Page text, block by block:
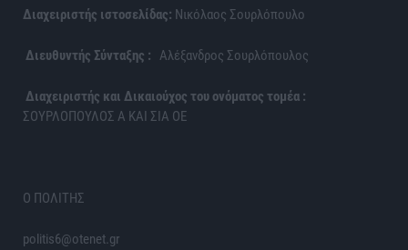
Διαχειριστής ιστοσελίδας: Νικόλαος Σουρλόπουλο
Διευθυντής Σύνταξης : Αλέξανδρος Σουρλόπουλος
Διαχειριστής και Δικαιούχος του ονόματος τομέα :
ΣΟΥΡΛΟΠΟΥΛΟΣ Α ΚΑΙ ΣΙΑ ΟΕ
Ο ΠΟΛΙΤΗΣ
politis6@otenet.gr